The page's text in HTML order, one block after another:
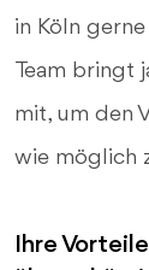
in Köln
Team bringt
mit, um den
wie möglich
Ihre